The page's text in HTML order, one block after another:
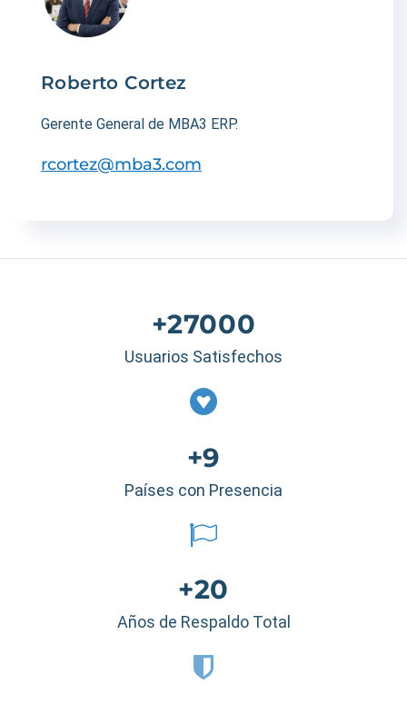
Roberto Cortez
Gerente General de MBA3 ERP.
rcortez@mba3.com
+27000
Usuarios Satisfechos
+9
Países con Presencia
+20
Años de Respaldo Total